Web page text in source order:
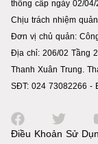
thông cấp ngày 02/04/
Chịu trách nhiệm
Đơn vị chủ quản:
Địa chỉ: 206/02 Tầng
Thanh Xuân Trung.
SĐT: 024 73082266 -
Điều Khoản Sử